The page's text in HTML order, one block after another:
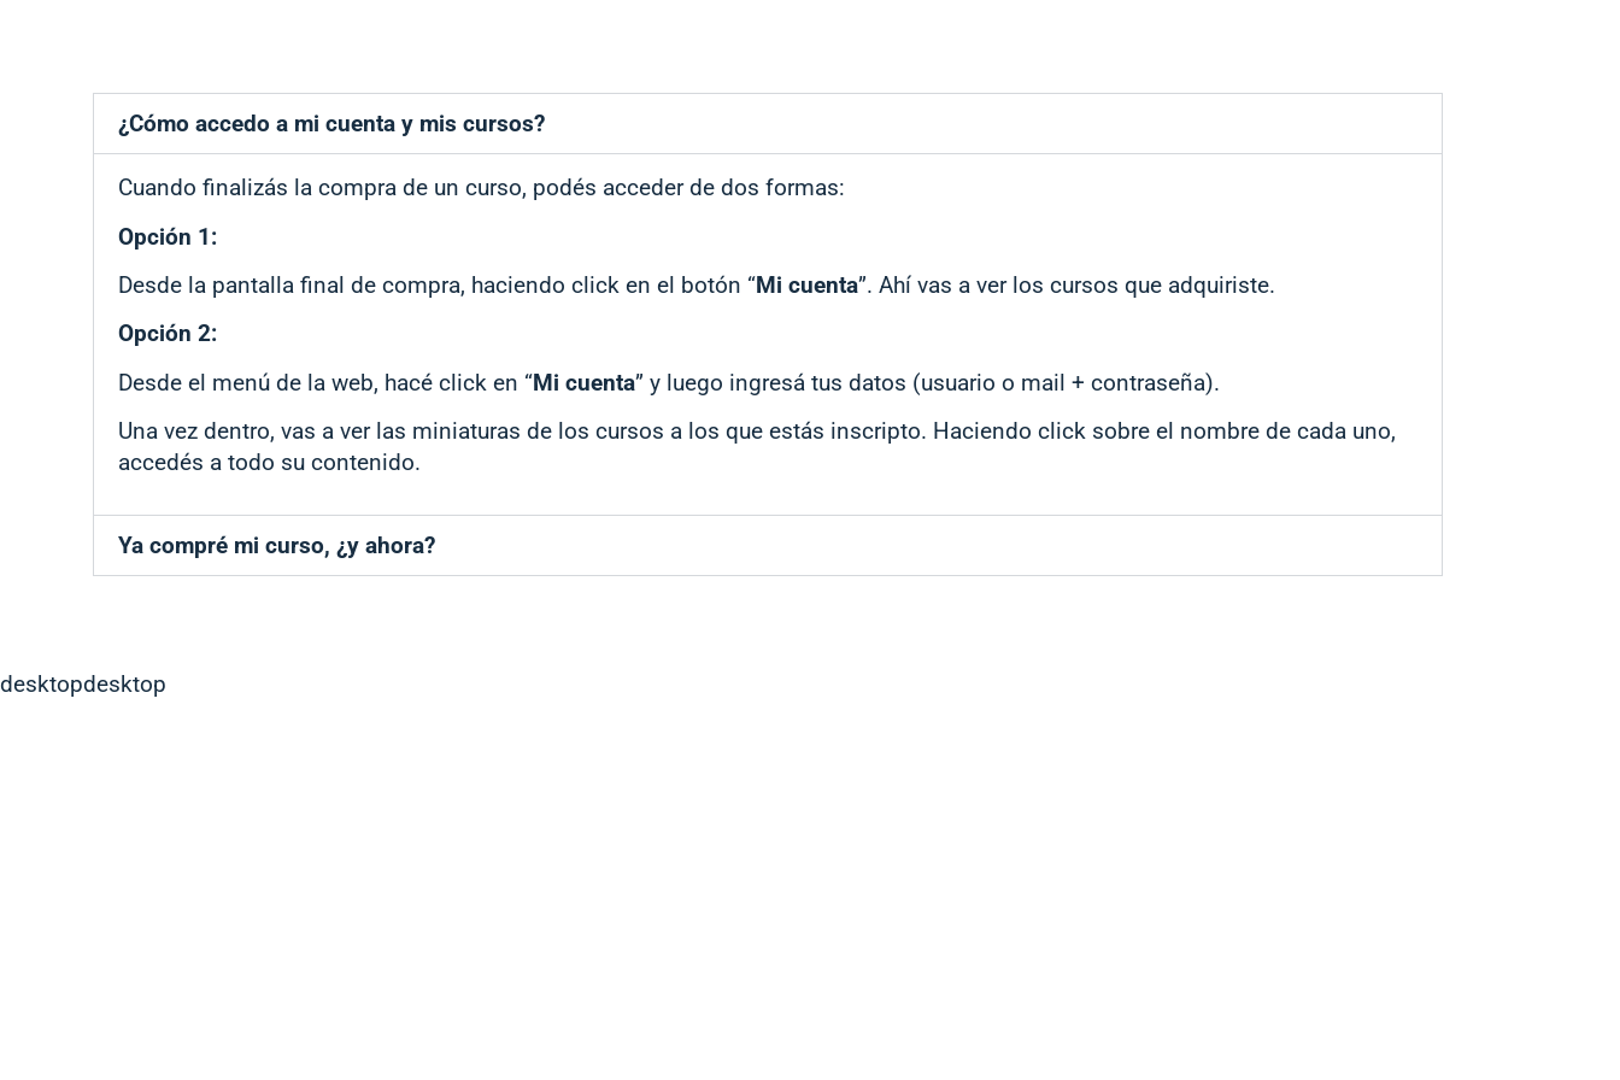
¿Cómo accedo a mi cuenta y mis cursos?
Cuando finalizás la compra de un curso, podés acceder de dos formas:
Opción 1:
Desde la pantalla final de compra, haciendo click en el botón “Mi cuenta”. Ahí vas a ver los cursos que adquiriste.
Opción 2:
Desde el menú de la web, hacé click en “Mi cuenta” y luego ingresá tus datos (usuario o mail + contraseña).
Una vez dentro, vas a ver las miniaturas de los cursos a los que estás inscripto. Haciendo click sobre el nombre de cada uno,
accedés a todo su contenido.
Ya compré mi curso, ¿y ahora?